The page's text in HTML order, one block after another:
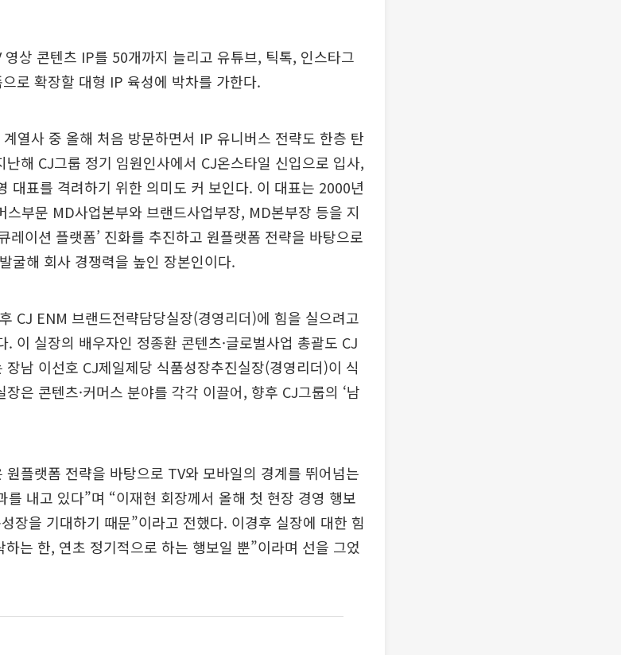
상 콘텐츠 IP를 50개까지 늘리고 유튜브, 틱톡, 인스타그
로 확장할 대형 IP 육성에 박차를 가한다.
열사 중 올해 처음 방문하면서 IP 유니버스 전략도 한층 탄
해 CJ그룹 정기 임원인사에서 CJ온스타일 신입으로 입사,
대표를 격려하기 위한 의미도 커 보인다. 이 대표는 2000년
스부문 MD사업본부와 브랜드사업부장, MD본부장 등을 지
레이션 플랫폼’ 진화를 추진하고 원플랫폼 전략을 바탕으로
굴해 회사 경쟁력을 높인 장본인이다.
CJ ENM 브랜드전략담당실장(경영리더)에 힘을 실으려고
이 실장의 배우자인 정종환 콘텐츠·글로벌사업 총괄도 CJ
남 이선호 CJ제일제당 식품성장추진실장(경영리더)이 식
은 콘텐츠·커머스 분야를 각각 이끌어, 향후 CJ그룹의 ‘남
원플랫폼 전략을 바탕으로 TV와 모바일의 경계를 뛰어넘는
를 내고 있다”며 “이재현 회장께서 올해 첫 현장 경영 행보
장을 기대하기 때문”이라고 전했다. 이경후 실장에 대한 힘
는 한, 연초 정기적으로 하는 행보일 뿐”이라며 선을 그었